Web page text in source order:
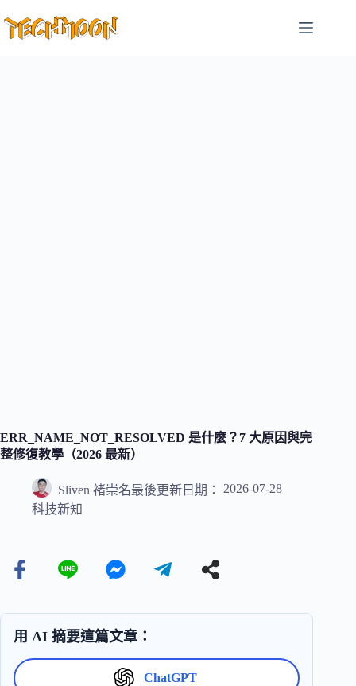
至
ERR_NAME_NOT_RESOLVED 是什麼？7 大原因與完
整修復教學（2026 最新）
Sliven 褚崇名最後更新日期：
2026-07-28
科技新知
用 AI 摘要這篇文章：
ChatGPT